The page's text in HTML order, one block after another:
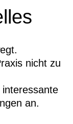
nicht zu
an.